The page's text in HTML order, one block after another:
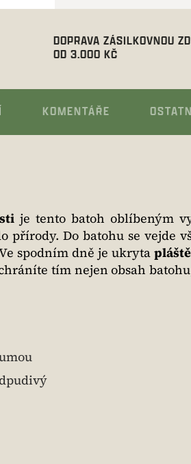
DOPRAVA ZÁSILKOVNOU
OD 3.000 KČ
KOMENTÁŘE
je tento batoh oblíbeným
přírody. Do batohu se vejde
spodním dně je ukryta
tím nejen obsah